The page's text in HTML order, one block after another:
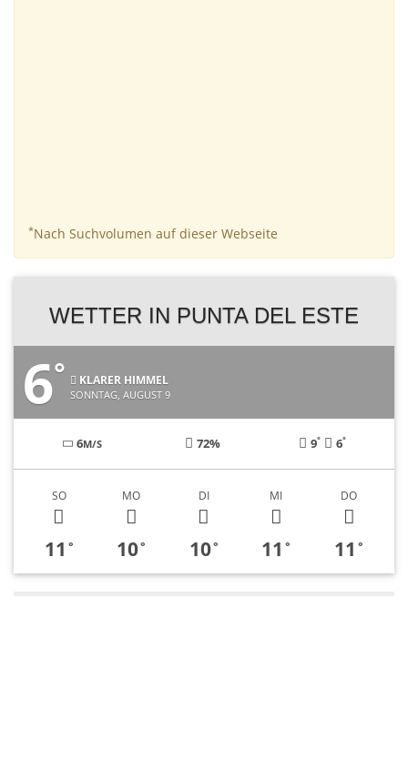
*Nach Suchvolumen auf dieser Webseite
WETTER IN PUNTA DEL ESTE
6° KLARER HIMMEL
SONNTAG, AUGUST 9
6M/S 72% 9° 6°
SO
11 °
MO
10°
DI
10°
MI
11 °
DO
11 °